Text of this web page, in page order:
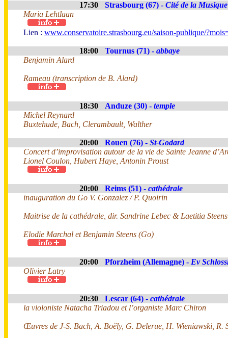
17:30 Strasbourg (67) - Cité de la
Maria Lehtlaan
Lien : www.conservatoire.strasbourg.eu/saison-publique/
18:00 Tournus (71) - abbaye
Benjamin Alard
Rameau (transcription de B. Alard)
18:30 Anduze (30) - temple
Michel Reynard
Buxtehude, Bach, Clerambault, Walther
20:00 Rouen (76) - St-Godard
Concert d’improvisation autour de la vie de Sainte Jeanne
Lionel Coulon, Hubert Haye, Antonin Proust
20:00 Reims (51) - cathédrale
inauguration du Go V. Gonzalez / P. Quoirin
Maitrise de la cathédrale, dir. Sandrine Lebec & Laetitia Steens
Elodie Marchal et Benjamin Steens (Go)
20:00 Pforzheim (Allemagne) - Ev
Olivier Latry
20:30 Lescar (64) - cathédrale
la violoniste Natacha Triadou et l’organiste Marc Chiron
Œuvres de J-S. Bach, A. Boëly, G. Delerue, H. Wieniawski, R.